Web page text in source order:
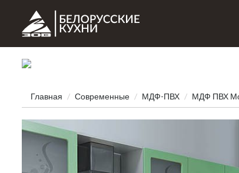
Главная Современные МДФ-ПВХ МДФ ПВХ